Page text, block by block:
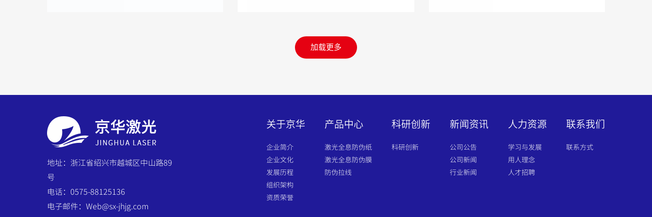
加载更多
地址：浙江省绍兴市越城区中山路89
号
电话：0575-88125136
电子邮件：Web@sx-jhjg.com
关于京华
企业简介
企业文化
发展历程
组织架构
资质荣誉
产品中心
激光全息防伪纸
激光全息防伪膜
防伪拉线
科研创新
科研创新
新闻资讯
公司公告
公司新闻
行业新闻
人力资源
学习与发展
用人理念
人才招聘
联系我们
联系方式